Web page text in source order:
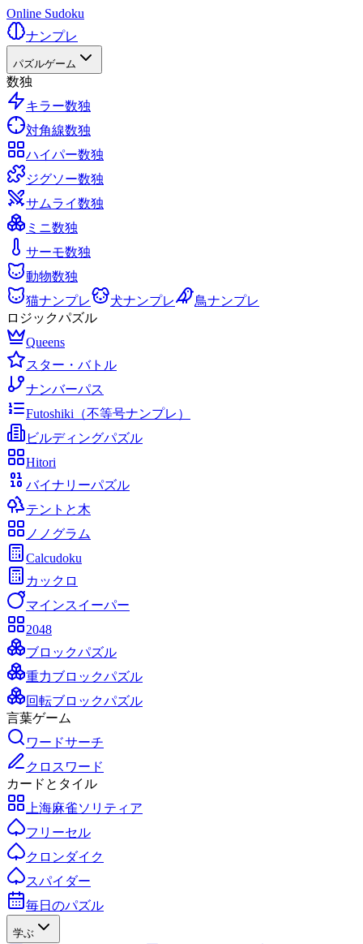
Online Sudoku
ナンプレ
パズルゲーム
数独
キラー数独
対角線数独
ハイパー数独
ジグソー数独
サムライ数独
ミニ数独
サーモ数独
動物数独
猫ナンプレ
犬ナンプレ
鳥ナンプレ
ロジックパズル
Queens
スター・バトル
ナンバーパス
Futoshiki（不等号ナンプレ）
ビルディングパズル
Hitori
バイナリーパズル
テントと木
ノノグラム
Calcudoku
カックロ
マインスイーパー
2048
ブロックパズル
重力ブロックパズル
回転ブロックパズル
言葉ゲーム
ワードサーチ
クロスワード
カードとタイル
上海麻雀ソリティア
フリーセル
クロンダイク
スパイダー
毎日のパズル
学ぶ